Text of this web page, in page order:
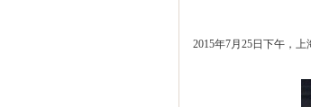
2015年7月25日下午，